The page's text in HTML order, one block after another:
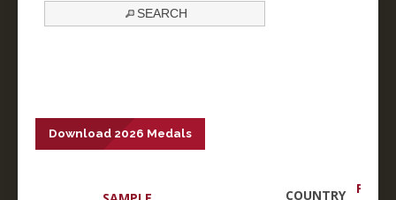
SEARCH
Download 2026 Medals
COUNTRY